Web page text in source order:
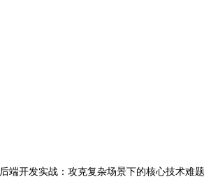
后端开发实战：攻克复杂场景下的核心技术难题